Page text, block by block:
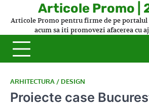
Articole Promo |
Articole Promo pentru firme de pe portalul
acum sa iti promovezi afacerea cu
ARHITECTURA / DESIGN
Proiecte case